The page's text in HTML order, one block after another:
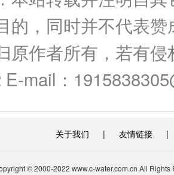
的，同时并不代表
原作者所有，若有
E-mail：
关于我们 | 友情链接 |
© 2000-2022 www.c-water.com.cn All